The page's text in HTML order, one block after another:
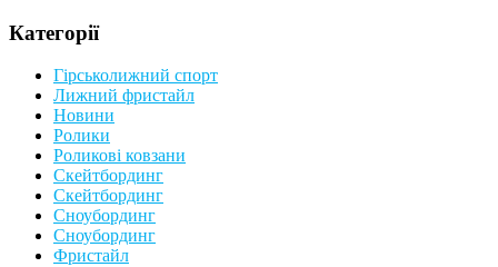
Категорії
Гірськолижний спорт
Лижний фристайл
Новини
Ролики
Роликові ковзани
Скейтбординг
Скейтбординг
Сноубординг
Сноубординг
Фристайл